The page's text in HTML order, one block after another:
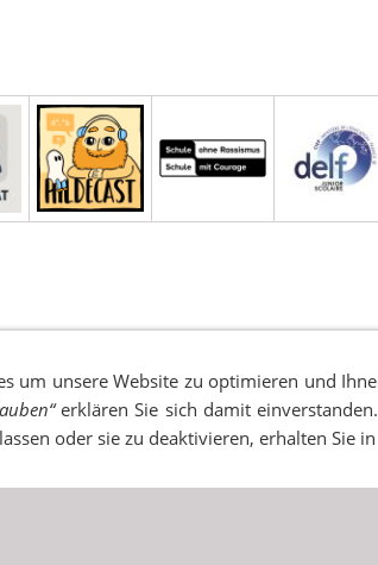
©
um unsere Website zu optimieren und
erklären Sie sich damit
oder sie zu deaktivieren, erhalten Sie